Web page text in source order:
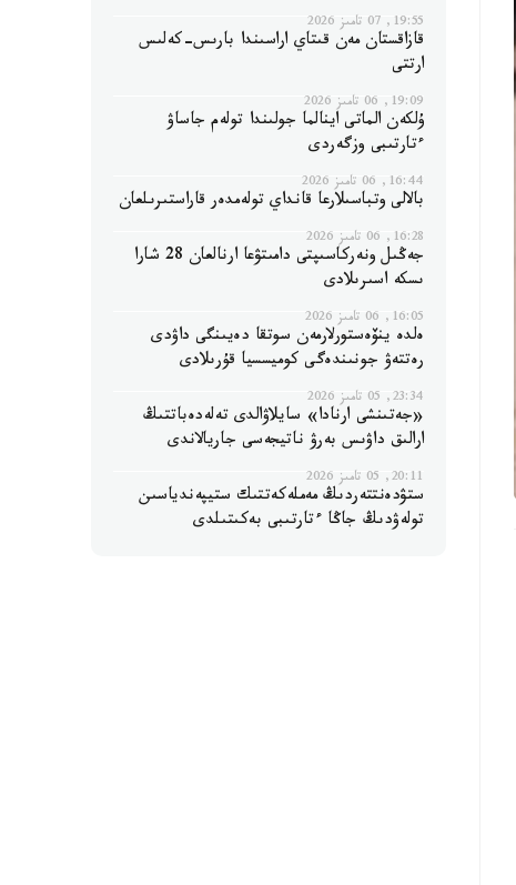
19:55, 07 تامىز 2026
قازاقستان مەن قىتاي اراسىندا بارىس-كەلىس
ارتتى
19:09, 06 تامىز 2026
ۇلكەن الماتى اينالما جولىندا تولەم جاساۋ
ءتارتىبى وزگەردى
16:44, 06 تامىز 2026
بالالى وتباسىلارعا قانداي تولەمدەر قاراستىرىلعان
16:28, 06 تامىز 2026
جەڭىل ونەركاسىپتى دامىتۋعا ارنالعان 28 شارا
ىسكە اسىرىلادى
16:05, 06 تامىز 2026
ەلدە ينۆەستورلارمەن سوتقا دەيىنگى داۋدى
رەتتەۋ جونىندەگى كوميسسيا قۇرىلادى
23:34, 05 تامىز 2026
«جەتىنشى ارنادا» سايلاۋالدى تەلەدەباتتىڭ
ارالىق داۋىس بەرۋ ناتيجەسى جاريالاندى
20:11, 05 تامىز 2026
ستۋدەنتتەردىڭ مەملەكەتتىك ستيپەندياسىن
تولەۋدىڭ جاڭا ءتارتىبى بەكىتىلدى